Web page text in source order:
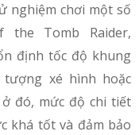
nghiệm chơi một số
the Tomb Raider,
định tốc độ khung
xé hình hoặc
đó, mức độ chi tiết
khá tốt và đảm bảo